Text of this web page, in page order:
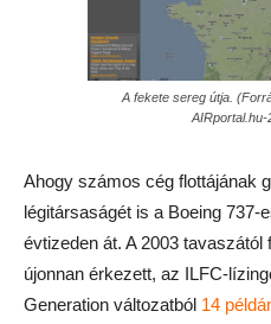
A fekete sereg útja.
AIRportal.hu-
Ahogy számos cég flottájának
légitársaságét is a Boeing 737-
évtizeden át. A 2003
újonnan érkezett, az ILFC-
Generation változatból 14